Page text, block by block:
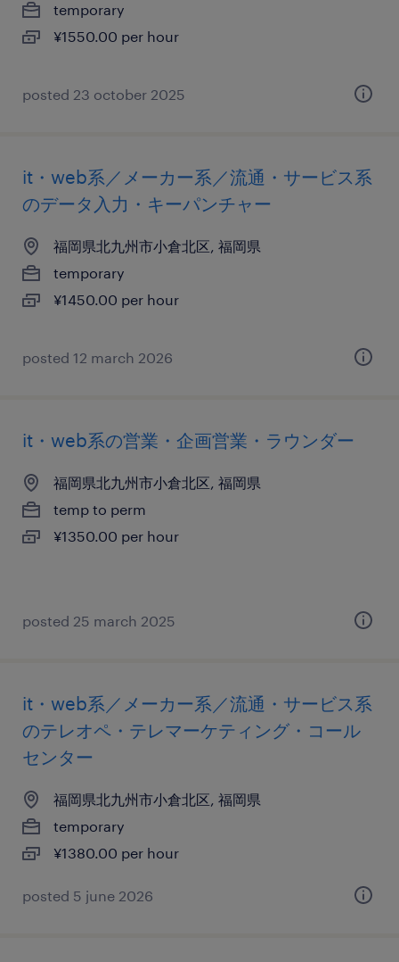
temporary
¥1550.00 per hour
posted 23 october 2025
it・web系／メーカー系／流通・サービス系
のデータ入力・キーパンチャー
福岡県北九州市小倉北区, 福岡県
temporary
¥1450.00 per hour
posted 12 march 2026
it・web系の営業・企画営業・ラウンダー
福岡県北九州市小倉北区, 福岡県
temp to perm
¥1350.00 per hour
posted 25 march 2025
it・web系／メーカー系／流通・サービス系
のテレオペ・テレマーケティング・コール
センター
福岡県北九州市小倉北区, 福岡県
temporary
¥1380.00 per hour
posted 5 june 2026